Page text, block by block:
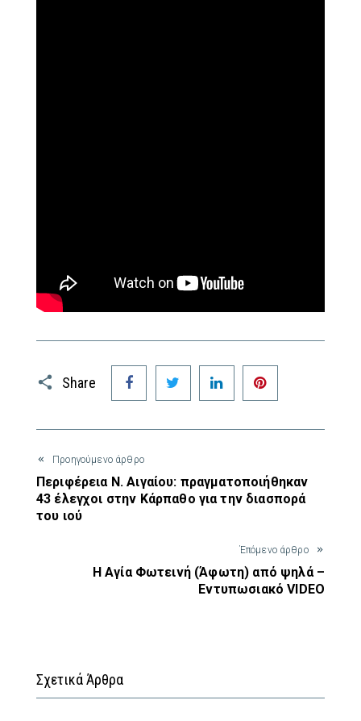
Share
Facebook Twitter LinkedIn
Προηγούμενο άρθρο
Περιφέρεια Ν. Αιγαίου: πραγματοποιήθηκαν
43 έλεγχοι στην Κάρπαθο για την διασπορά
του ιού
Έπόμενο άρθρο
Η Αγία Φωτεινή (Άφωτη) από ψηλά –
Εντυπωσιακό VIDEO
Σχετικά Άρθρα